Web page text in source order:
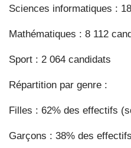
Sciences informatiques :
Mathématiques : 8 112
Sport : 2 064 candidats
Répartition par genre :
Filles : 62% des effectifs
Garçons : 38% des